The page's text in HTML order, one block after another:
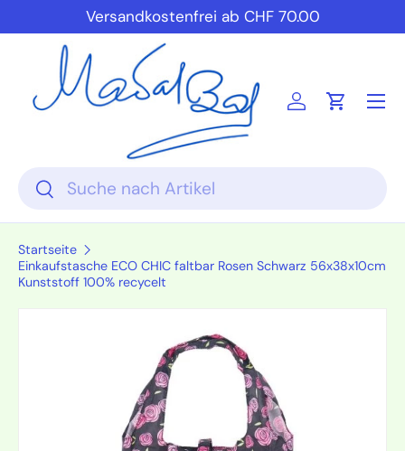
Direkt zum Inhalt
Versandkostenfrei ab CHF 70.00
Suchen
Suchen
Einloggen
Startseite
Einkaufstasche ECO CHIC faltbar Rosen Schwarz 56x38x10cm
Kunststoff 100% recycelt
Zu Produktinformationen springen